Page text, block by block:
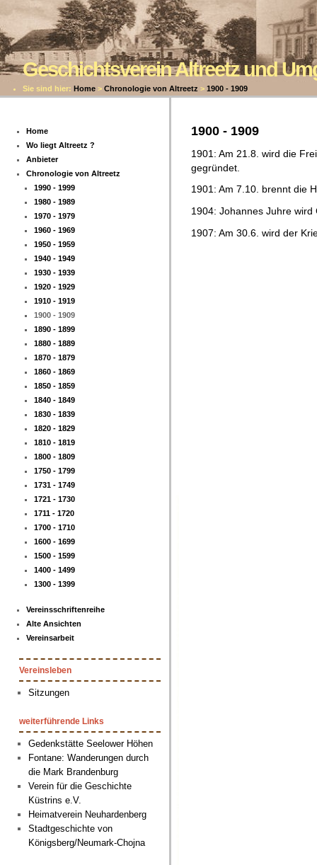
Geschichtsverein Altreetz und
Sie sind hier: Home > Chronologie von Altreetz > 1900 - 1909
Home
Wo liegt Altreetz ?
Anbieter
Chronologie von Altreetz
1990 - 1999
1980 - 1989
1970 - 1979
1960 - 1969
1950 - 1959
1940 - 1949
1930 - 1939
1920 - 1929
1910 - 1919
1900 - 1909
1890 - 1899
1880 - 1889
1870 - 1879
1860 - 1869
1850 - 1859
1840 - 1849
1830 - 1839
1820 - 1829
1810 - 1819
1800 - 1809
1750 - 1799
1731 - 1749
1721 - 1730
1711 - 1720
1700 - 1710
1600 - 1699
1500 - 1599
1400 - 1499
1300 - 1399
Vereinsschriftenreihe
Alte Ansichten
Vereinsarbeit
Vereinsleben
Sitzungen
weiterführende Links
Gedenkstätte Seelower Höhen
Fontane: Wanderungen durch
die Mark Brandenburg
Verein für die Geschichte
Küstrins e.V.
Heimatverein Neuhardenberg
Stadtgeschichte von
Königsberg/Neumark-Chojna
1900 - 1909
1901: Am 21.8. wird die
gegründet.
1901: Am 7.10. brennt die
1904: Johannes Juhre wird
1907: Am 30.6. wird der